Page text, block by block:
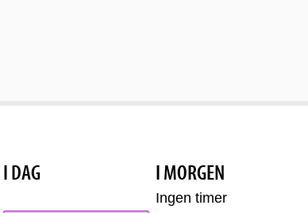
I DAG I MORGEN
Ingen timer